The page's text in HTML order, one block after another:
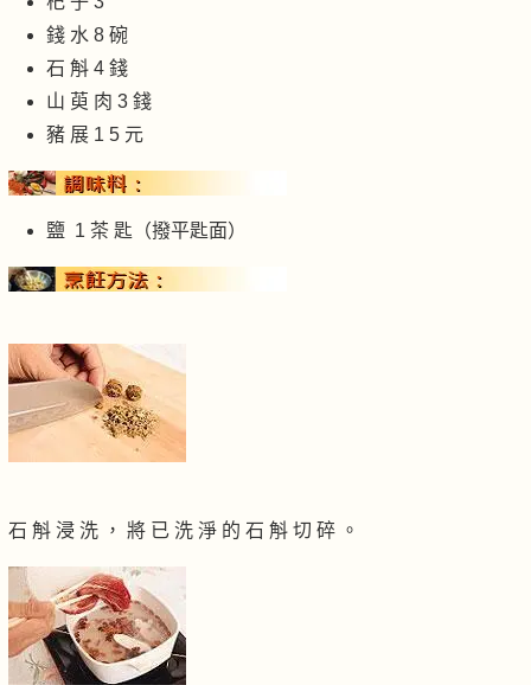
錢 水 8 碗
石 斛 4 錢
山 萸 肉 3 錢
豬 展 1 5 元
鹽 1 茶 匙（撥平匙面）
石 斛 浸 洗 ， 將 已 洗 淨 的 石 斛 切 碎 。